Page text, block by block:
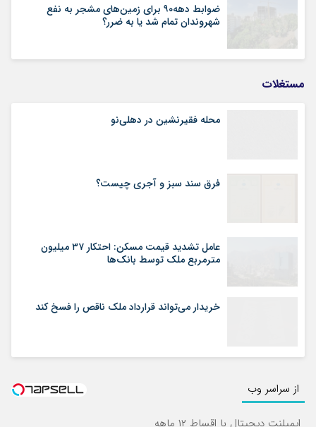
ضوابط دهه۹۰ برای زمین‌های مشجر به نفع
شهروندان تمام شد یا به ضرر؟
مستغلات
محله فقیرنشین در دهلی‏‌نو
فرق سند سبز و آجری چیست؟
عامل تشدید قیمت مسکن: احتکار ۳۷ میلیون
مترمربع ملک توسط بانک‌ها
خریدار می‌تواند قرارداد ملک ناقص را فسخ کند
از سراسر وب
ایمپلنت دیجیتال با اقساط ۱۲ ماهه